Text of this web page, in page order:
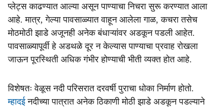
प्लेट्स काढण्यात आल्या असून पाण्याचा निचरा सुरू करण्यात आला
आहे. मात्र, गेल्या पावसाळ्यात वाहून आलेला गाळ, कचरा तसेच
मोठमोठी झाडे अजूनही अनेक बंधाऱ्यांवर अडकून पडली आहेत.
पावसाळ्यापूर्वी हे अडथळे दूर न केल्यास पाण्याचा प्रवाह रोखला
जाऊन पूरस्थिती अधिक गंभीर होण्याची भीती व्यक्त होत आहे.
विशेषतः वेळूस नदी परिसरात दरवर्षी पुराचा धोका निर्माण होतो.
म्हादईनदीच्या पात्रात अनेक ठिकाणी मोठी झाडे अडकून पडल्याने